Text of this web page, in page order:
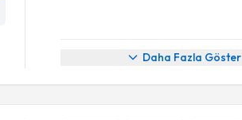
Daha Fazla Göster